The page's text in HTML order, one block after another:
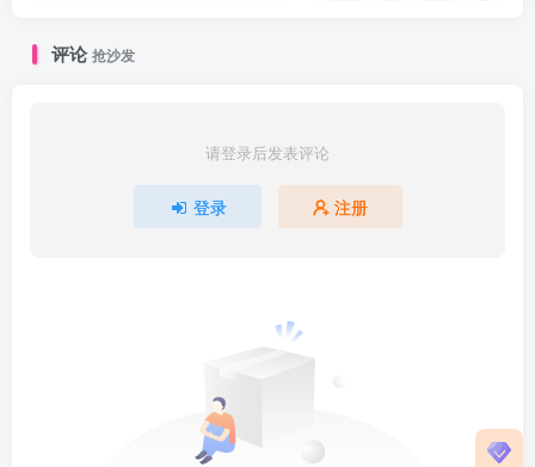
评论抢沙发
请登录后发表评论
登录 注册